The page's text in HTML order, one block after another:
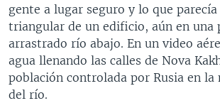
gente a lugar seguro y lo que
triangular de un edificio, aún en una
arrastrado río abajo. En un video
agua llenando las calles de Nova
población controlada por Rusia en
del río.